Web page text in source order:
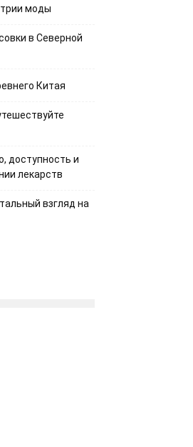
моды
в Северной
Китая
доступность и
лекарств
взгляд на